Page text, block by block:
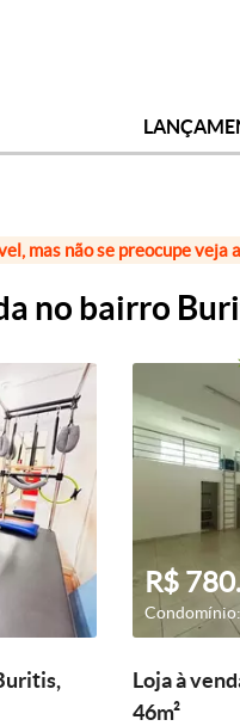
mas não se preocupe
no bairro
R$
Loja à
46m²